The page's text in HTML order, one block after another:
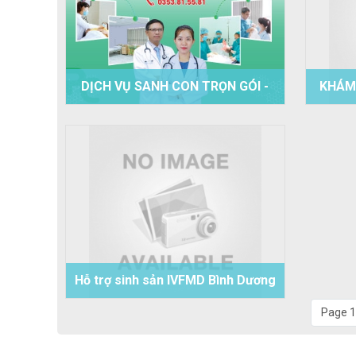
DỊCH VỤ SANH CON TRỌN GÓI -
BV PHƯƠNG CHI
Hỗ trợ sinh sản IVFMD Bình Dương
- Phương Chi
Page